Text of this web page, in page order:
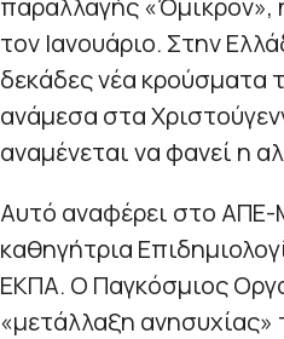
παραλλαγής «Όμικρον»,
τον Ιανουάριο. Στην
δεκάδες νέα κρούσματα
ανάμεσα στα
αναμένεται να φανεί η
Αυτό αναφέρει στο
καθηγήτρια
ΕΚΠΑ. Ο Παγκόσμιος
«μετάλλαξη ανησυχίας»